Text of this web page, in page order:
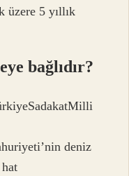
üzere 5 yıllık
bağlıdır?
deniz